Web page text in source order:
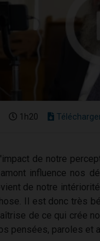
1h20
de notre
influence nos
de notre
Il est donc très
de ce qui crée
pensées, paroles et